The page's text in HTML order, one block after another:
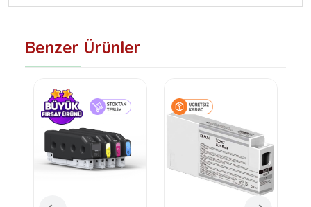
Benzer Ürünler